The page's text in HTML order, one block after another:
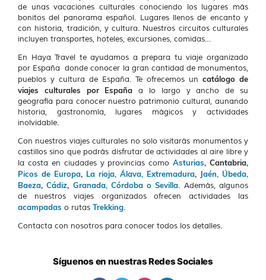
de unas vacaciones culturales conociendo los lugares más
bonitos del panorama español. Lugares llenos de encanto y
con historia, tradición, y cultura. Nuestros circuitos culturales
incluyen transportes, hoteles, excursiones, comidas…
En Haya Travel te ayudamos a prepara tu viaje organizado
por España donde conocer la gran cantidad de monumentos,
pueblos y cultura de España. Te ofrecemos un catálogo de
viajes culturales por España a lo largo y ancho de su
geografía para conocer nuestro patrimonio cultural, aunando
historia, gastronomía, lugares mágicos y actividades
inolvidable.
Con nuestros viajes culturales no solo visitarás monumentos y
castillos sino que podrás disfrutar de actividades al aire libre y
la costa en ciudades y provincias comoAsturias, Cantabria,
Picos de Europa, La rioja, Álava, Extremadura, Jaén, Úbeda,
Baeza,Cádiz, Granada, Córdoba o Sevilla. Además, algunos
de nuestros viajes organizados ofrecen actividades las
acampadas o rutas Trekking.
Contacta con nosotros para conocer todos los detalles.
Síguenos en nuestras Redes Sociales